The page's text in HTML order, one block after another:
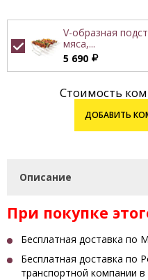
V-образная
мяса,...
5 690
Стоимость
ДОБАВИТЬ
Описание
При покупке
Бесплатная доставка по
Бесплатная доставка по
транспортной компании